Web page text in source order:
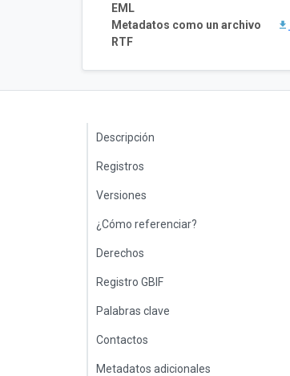
EML
Metadatos como un archivo
RTF
Descripción
Registros
Versiones
¿Cómo referenciar?
Derechos
Registro GBIF
Palabras clave
Contactos
Metadatos adicionales